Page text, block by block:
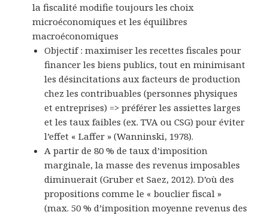
la fiscalité modifie toujours les choix
microéconomiques et les équilibres
macroéconomiques
Objectif: maximiser les recettes fiscales pour
financer les biens publics, tout en minimisant
les désincitations aux facteurs de production
chez les contribuables (personnes physiques
et entreprises) => préférer les assiettes larges
et les taux faibles (ex. TVA ou CSG) pour éviter
l’effet « Laffer » (Wanninski, 1978).
A partir de 80 % de taux d’imposition
marginale, la masse des revenus imposables
diminuerait (Gruber et Saez, 2012). D’où des
propositions comme le « bouclier fiscal »
(max. 50 % d’imposition moyenne revenus des